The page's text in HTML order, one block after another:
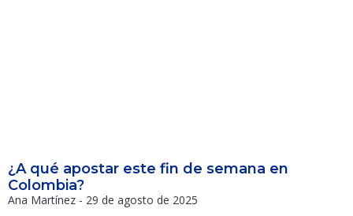
¿A qué apostar este fin de semana en
Colombia?
Ana Martínez 29 de agosto de 2025